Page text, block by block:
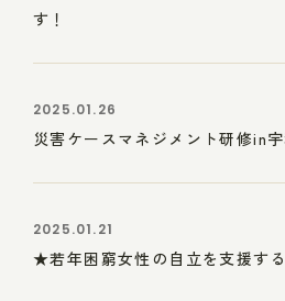
す！
2025.01.26
災害ケースマネジメント研修in
2025.01.21
★若年困窮女性の自立を支援す